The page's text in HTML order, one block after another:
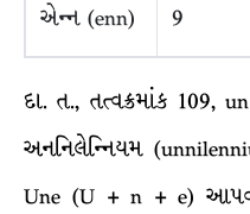
એન્ન (enn) 9
દા. ત., તત્વક્રમાંક
અનનિલેન્નિયમ
Une (U + n + e)